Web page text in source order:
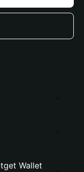
Wallet